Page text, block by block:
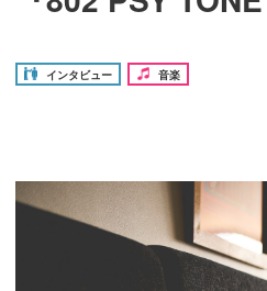
インタビュー 音楽